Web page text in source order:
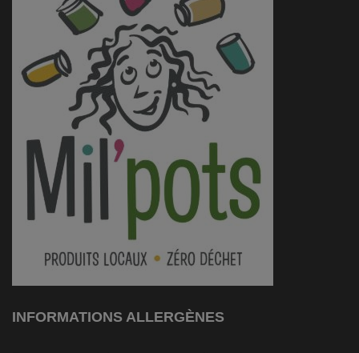
INFORMATIONS ALLERGÈNES